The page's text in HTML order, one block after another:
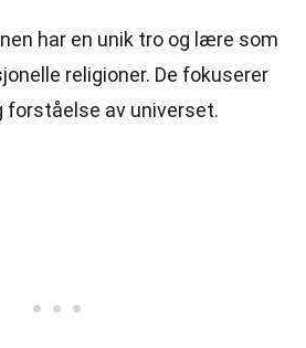
har en unik tro og lære som
religioner. De fokuserer
forståelse av universet.